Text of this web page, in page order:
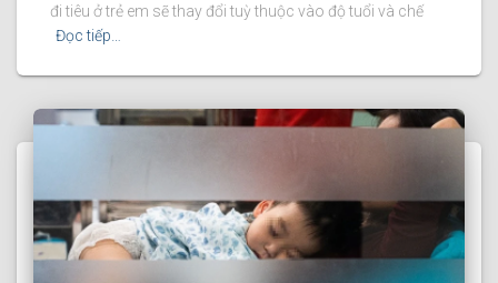
đi tiêu ở trẻ em sẽ thay đổi tuỳ thuộc vào độ tuổi và chế
Đọc tiếp…